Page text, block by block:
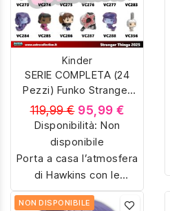
Kinder
SERIE COMPLETA (24
Pezzi) Funko Stranger
Things 2025
119,99 € 95,99 €
Disponibilità: Non
disponibile
Porta a casa l’atmosfera
di Hawkins con le
sorpresine Kinder Joy
dedicate a Stranger
NON DISPONIBILE